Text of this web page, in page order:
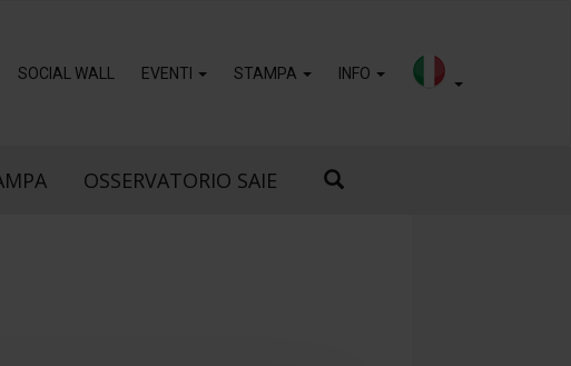
SOCIAL WALL EVENTI STAMPA INFO
OSSERVATORIO SAIE